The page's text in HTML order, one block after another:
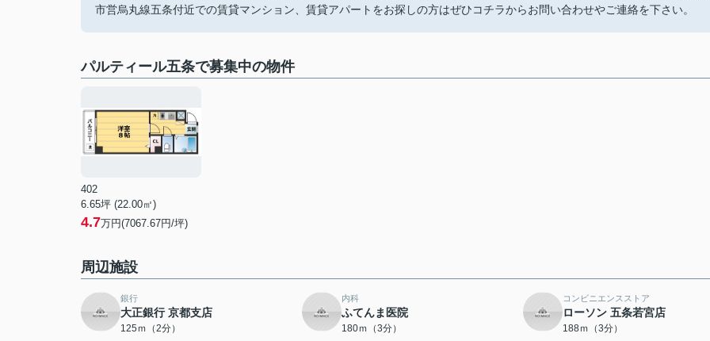
市営烏丸線五条付近での賃貸マンション、賃貸アパートをお探しの方はぜひコチラからお問い合わせやご連絡を下さい。
パルティール五条で募集中の物件
402
6.65坪 (22.00㎡)
4.7万円(7067.67円/坪)
周辺施設
銀行
大正銀行 京都支店
125ｍ（2分）
内科
ふてんま医院
180ｍ（3分）
コンビニエンスストア
ローソン 五条若宮店
188ｍ（3分）